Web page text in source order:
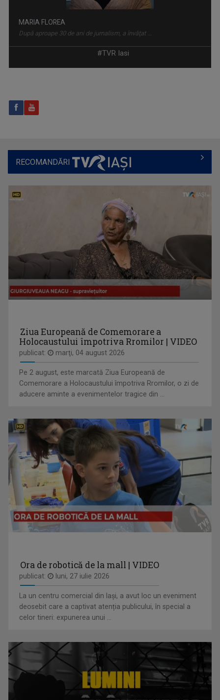
Un răgaz în care se vorbeşte despre magia ...
Dezbatere pe teme medicale. Cei mai buni ...
INTERVIUL SĂPTĂMÂNII
Dialoguri cu personalităţi din diferite domenii
IA ȘI DESCOPERĂ
ARENA
Emisiune cu specific sportiv, care abordează ...
MARIA FLOREA
După aproape 30 de ani de jurnalism, a învăţat ...
GABRIELA BAIARDI
ANDREEA ŞTILIUC
Primul interviu l-a luat când avea doar 11 ani ...
DAN TROFIN
Din 1993, la TVR Iaşi lucrează ca ...
#TVR Iasi
RECOMANDĂRI
Ziua Europeană de Comemorare a
Holocaustului împotriva Rromilor | VIDEO
publicat: marţi, 04 august 2026
Pe 2 august, este marcată Ziua Europeană de
Comemorare a Holocaustului împotriva Rromilor, o zi de
aducere aminte a evenimentelor tragice din ...
Ora de robotică de la mall | VIDEO
publicat: luni, 27 iulie 2026
La un centru comercial din Iași, a avut loc un eveniment
deosebit care a captivat atenția publicului, în special a
celor tineri: expunerea unui ...